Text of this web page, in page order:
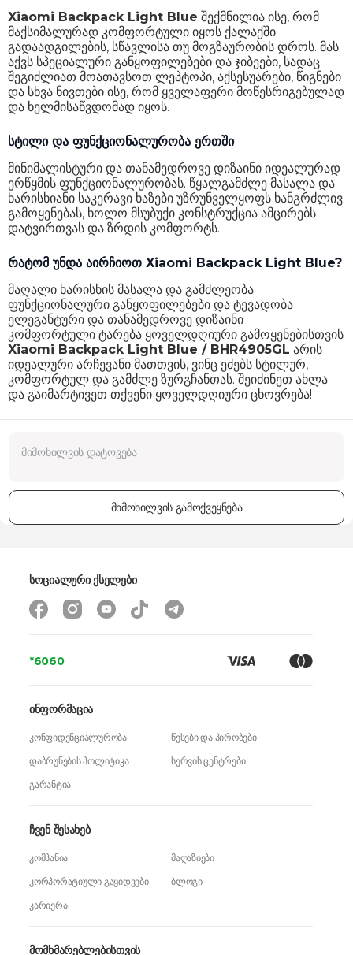
Xiaomi Backpack Light Blue შექმნილია ისე, რომ
მაქსიმალურად კომფორტული იყოს ქალაქში
გადაადგილების, სწავლისა თუ მოგზაურობის დროს. მას
აქვს სპეციალური განყოფილებები და ჯიბეები, სადაც
შეგიძლიათ მოათავსოთ ლეპტოპი, აქსესუარები, წიგნები
და სხვა ნივთები ისე, რომ ყველაფერი მოწესრიგებულად
და ხელმისაწვდომად იყოს.
სტილი და ფუნქციონალურობა ერთში
მინიმალისტური და თანამედროვე დიზაინი იდეალურად
ერწყმის ფუნქციონალურობას. წყალგამძლე მასალა და
ხარისხიანი საკერავი ხაზები უზრუნველყოფს ხანგრძლივ
გამოყენებას, ხოლო მსუბუქი კონსტრუქცია ამცირებს
დატვირთვას და ზრდის კომფორტს.
რატომ უნდა აირჩიოთ Xiaomi Backpack Light Blue?
მაღალი ხარისხის მასალა და გამძლეობა
ფუნქციონალური განყოფილებები და ტევადობა
ელეგანტური და თანამედროვე დიზაინი
კომფორტული ტარება ყოველდღიური გამოყენებისთვის
Xiaomi Backpack Light Blue / BHR4905GL არის
იდეალური არჩევანი მათთვის, ვინც ეძებს სტილურ,
კომფორტულ და გამძლე ზურგჩანთას. შეიძინეთ ახლა
და გაიმარტივეთ თქვენი ყოველდღიური ცხოვრება!
მიმოხილვის გამოქვეყნება
*6060
ჩვენ შესახებ
კომპანია
მაღაზიები
კორპორატიული გაყიდვები
ბლოგი
კარიერა
ინფორმაცია
კონფიდენციალურობა
წესები და პირობები
დაბრუნების პოლიტიკა
სერვის ცენტრები
გარანტია
მომხმარებლებისთვის
სოციალური ქსელები